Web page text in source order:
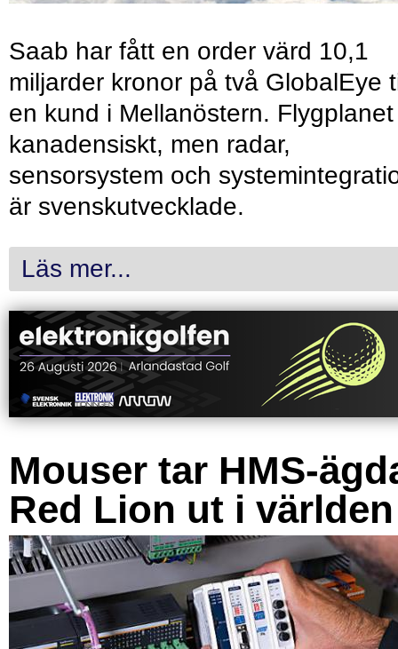
Saab har fått en order värd 10,1
miljarder kronor på två GlobalEye
en kund i Mellanöstern.
kanadensiskt, men radar,
sensorsystem och
är svenskutvecklade.
Läs mer...
Mouser tar HMS-
Red Lion ut i världen